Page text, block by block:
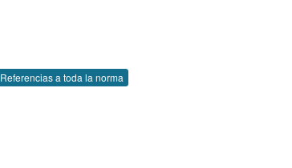
Referencias a toda la norma